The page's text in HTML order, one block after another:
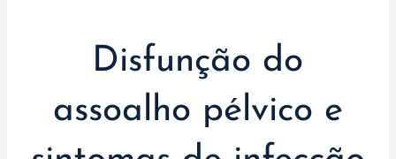
Disfunção do
assoalho pélvico e